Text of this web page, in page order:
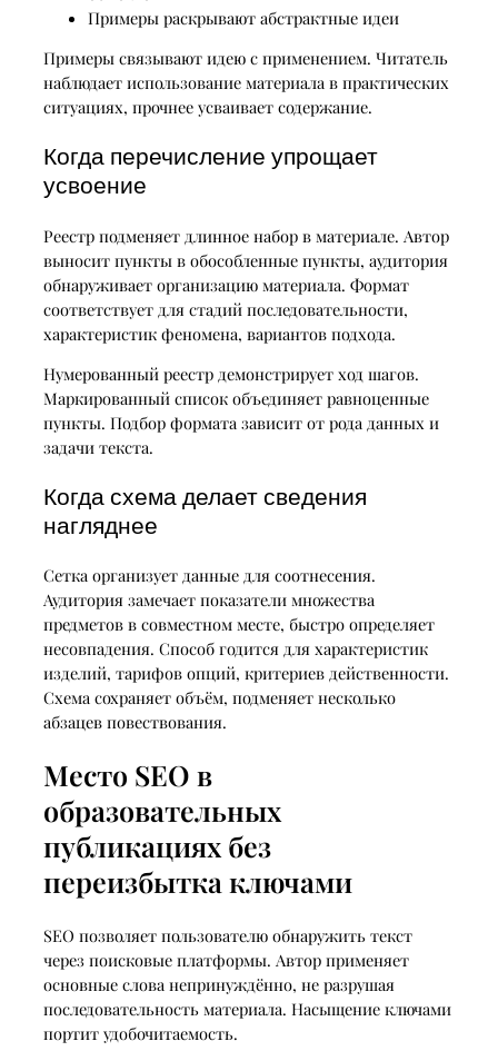
Примеры раскрывают абстрактные идеи
Примеры связывают идею с применением. Читатель
наблюдает использование материала в практических
ситуациях, прочнее усваивает содержание.
Когда перечисление упрощает
усвоение
Реестр подменяет длинное набор в материале. Автор
выносит пункты в обособленные пункты, аудитория
обнаруживает организацию материала. Формат
соответствует для стадий последовательности,
характеристик феномена, вариантов подхода.
Нумерованный реестр демонстрирует ход шагов.
Маркированный список объединяет равноценные
пункты. Подбор формата зависит от рода данных и
задачи текста.
Когда схема делает сведения
нагляднее
Сетка организует данные для соотнесения.
Аудитория замечает показатели множества
предметов в совместном месте, быстро определяет
несовпадения. Способ годится для характеристик
изделий, тарифов опций, критериев действенности.
Схема сохраняет объём, подменяет несколько
абзацев повествования.
Место SEO в
образовательных
публикациях без
переизбытка ключами
SEO позволяет пользователю обнаружить текст
через поисковые платформы. Автор применяет
основные слова непринуждённо, не разрушая
последовательность материала. Насыщение ключами
портит удобочитаемость.